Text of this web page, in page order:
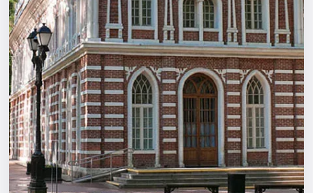
Города
Площадки
Артисты
Рейтинги